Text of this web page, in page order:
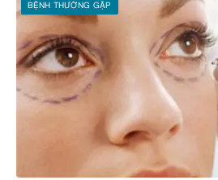
BỆNH THƯỜNG GẶP